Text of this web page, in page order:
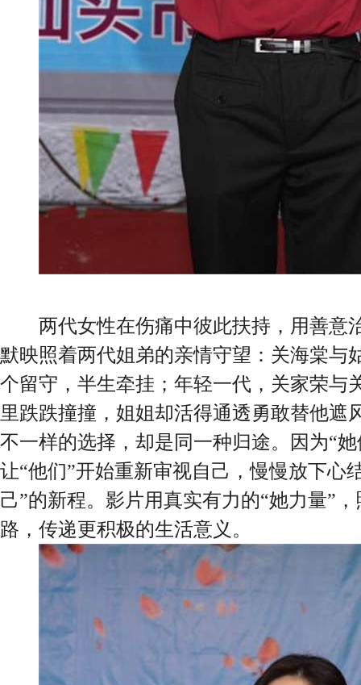
两代女性在伤痛中彼此扶持，用善意
默映照着两代姐弟的亲情守望：关海棠与
个留守，半生牵挂；年轻一代，关家荣与
里跌跌撞撞，姐姐却活得通透勇敢替他遮
不一样的选择，却是同一种归途。因为“
让“他们”开始重新审视自己，慢慢放下心
己”的新程。影片用真实有力的“她力量”
路，传递更积极的生活意义。